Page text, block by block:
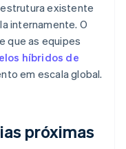
existente
internamente. O
que as equipes
híbridos de
em escala global.
próximas